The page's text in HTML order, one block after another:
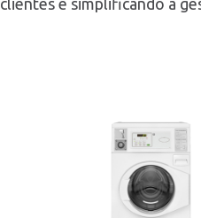
clientes e simplificando a